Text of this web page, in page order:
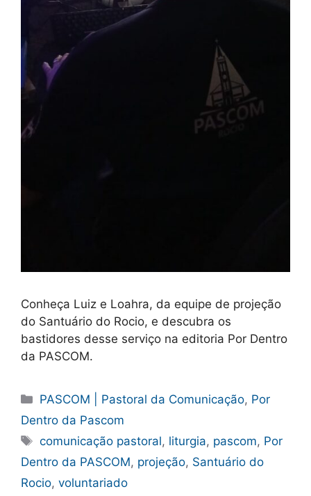
Conheça Luiz e Loahra, da equipe de projeção
do Santuário do Rocio, e descubra os
bastidores desse serviço na editoria Por Dentro
da PASCOM.
Categorias
PASCOM | Pastoral da Comunicação, Por
Dentro da Pascom
Tags
comunicação pastoral, liturgia, pascom, Por
Dentro da PASCOM, projeção, Santuário do
Rocio, voluntariado